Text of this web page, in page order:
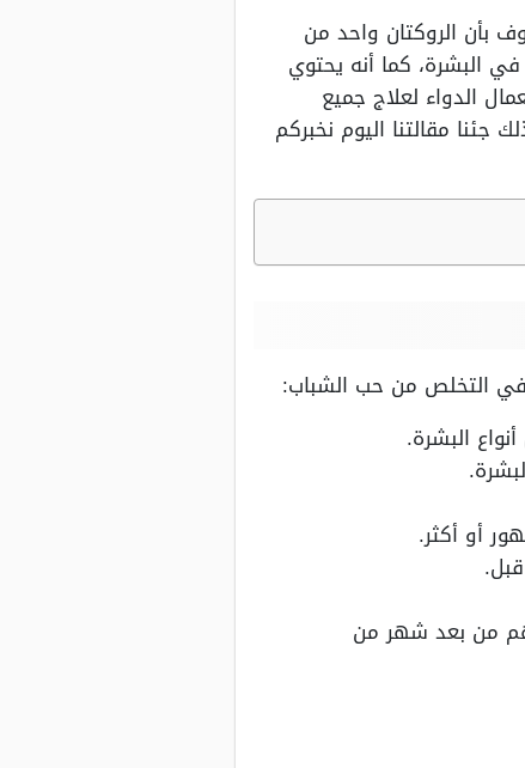
بأن الروكتان واحد من
البشرة، كما أنه يحتوي
الدواء لعلاج جميع
جئنا مقالتنا اليوم نخبركم
في التخلص من حب الشباب:
البشرة.
حالتهم من بعد شهر من